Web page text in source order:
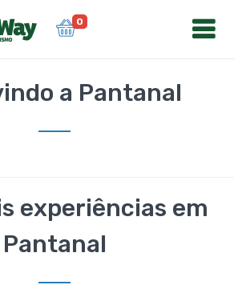
0
a Pantanal
experiências em
Pantanal